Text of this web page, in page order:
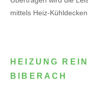
mittels Heiz-
HEIZUNG
BIBERACH